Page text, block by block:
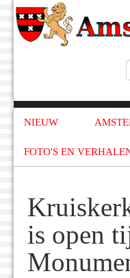
NIEUW
FOTO'S EN
is open